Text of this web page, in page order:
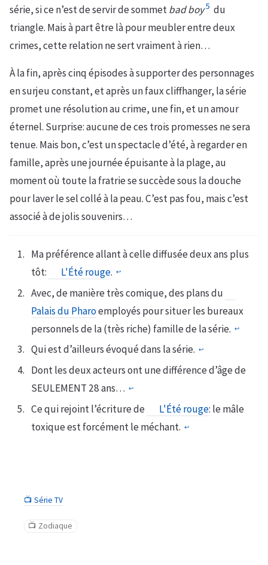
série, si ce n’est de servir de sommetbad boy5 du
triangle. Mais à part être là pour meubler entre deux
crimes, cette relation ne sert vraiment à rien…
À la fin, après cinq épisodes à supporter des personnages
en surjeu constant, et après un faux cliffhanger, la série
promet une résolution au crime, une fin, et un amour
éternel. Surprise: aucune de ces trois promesses ne sera
tenue. Mais bon, c’est un spectacle d’été, à regarder en
famille, après une journée épuisante à la plage, au
moment où toute la fratrie se succède sous la douche
pour laver le sel collé à la peau. C’est pas fou, mais c’est
associé à de jolis souvenirs…
Ma préférence allant à celle diffusée deux ans plus
tôt:
L'Été rouge. ↩︎
Avec, de manière très comique, des plans du
Palais du Pharoemployés pour situer les bureaux
personnels de la (très riche) famille de la série. ↩︎
Qui est d’ailleurs évoqué dans la série. ↩︎
Dont les deux acteurs ont une différence d’âge de
SEULEMENT 28 ans… ↩︎
Ce qui rejoint l’écriture de L'Été rouge: le mâle
toxique est forcément le méchant. ↩︎
📺 Série TV
📺 Zodiaque